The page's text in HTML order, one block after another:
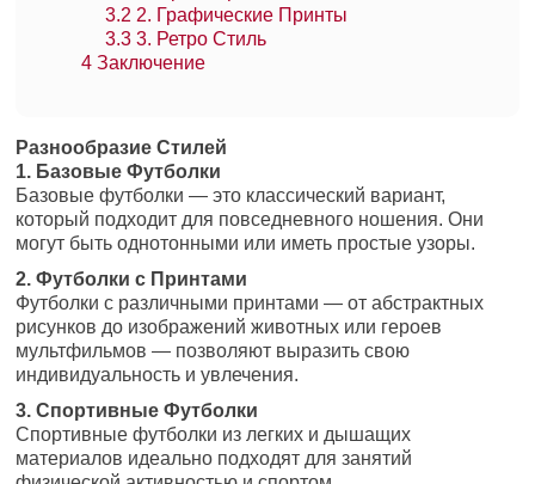
3.2 2. Графические Принты
3.3 3. Ретро Стиль
4 Заключение
Разнообразие Стилей
1. Базовые Футболки
Базовые футболки — это классический вариант,
который подходит для повседневного ношения. Они
могут быть однотонными или иметь простые узоры.
2. Футболки с Принтами
Футболки с различными принтами — от абстрактных
рисунков до изображений животных или героев
мультфильмов — позволяют выразить свою
индивидуальность и увлечения.
3. Спортивные Футболки
Спортивные футболки из легких и дышащих
материалов идеально подходят для занятий